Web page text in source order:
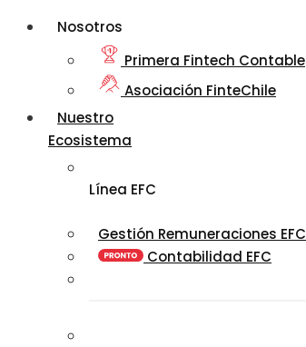
Nosotros
Primera Fintech Contable
Asociación FinteChile
Nuestro
Ecosistema
Línea EFC
Gestión Remuneraciones EFC
Contabilidad EFC